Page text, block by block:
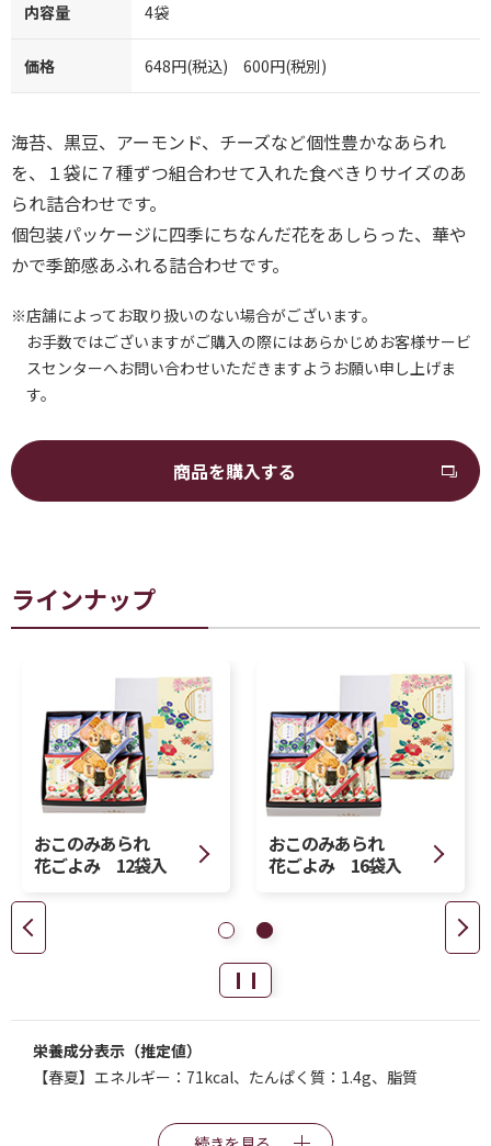
内容量 4袋
価格 648円(税込) 600円(税別)
海苔、黒豆、アーモンド、チーズなど個性豊かなあられ
を、１袋に７種ずつ組合わせて入れた食べきりサイズのあ
られ詰合わせです。
個包装パッケージに四季にちなんだ花をあしらった、華や
かで季節感あふれる詰合わせです。
※店舗によってお取り扱いのない場合がございます。
お手数ではございますがご購入の際にはあらかじめお客様サービ
スセンターへお問い合わせいただきますようお願い申し上げま
す。
商品を購入する
ラインナップ
おこのみあられ
花ごよみ 12袋入
おこのみあられ
花ごよみ 16袋入
栄養成分表示（推定値）
【春夏】エネルギー：71kcal、たんぱく質：1.4g、脂質